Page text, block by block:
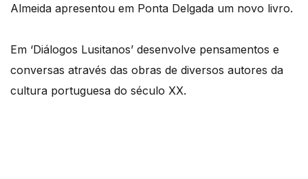
Almeida apresentou em Ponta Delgada um novo livro.
Em ‘Diálogos Lusitanos’ desenvolve pensamentos e
conversas através das obras de diversos autores da
cultura portuguesa do século XX.